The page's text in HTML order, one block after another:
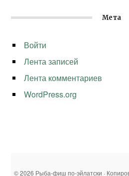
Мета
Войти
Лента записей
Лента комментариев
WordPress.org
© 2026 Рыба-фиш по-эйлатски ·